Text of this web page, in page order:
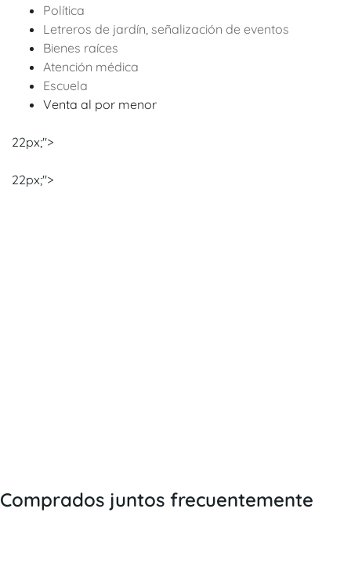
Política
Letreros de jardín, señalización de eventos
Bienes raíces
Atención médica
Escuela
Venta al por menor
22px;">
22px;">
Comprados juntos frecuentemente